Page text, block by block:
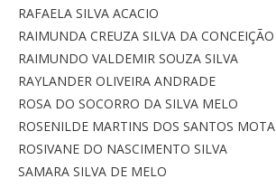
RAFAELA SILVA ACACIO
RAIMUNDA CREUZA SILVA DA CONCEIÇÃO
RAIMUNDO VALDEMIR SOUZA SILVA
RAYLANDER OLIVEIRA ANDRADE
ROSA DO SOCORRO DA SILVA MELO
ROSENILDE MARTINS DOS SANTOS MOTA
ROSIVANE DO NASCIMENTO SILVA
SAMARA SILVA DE MELO